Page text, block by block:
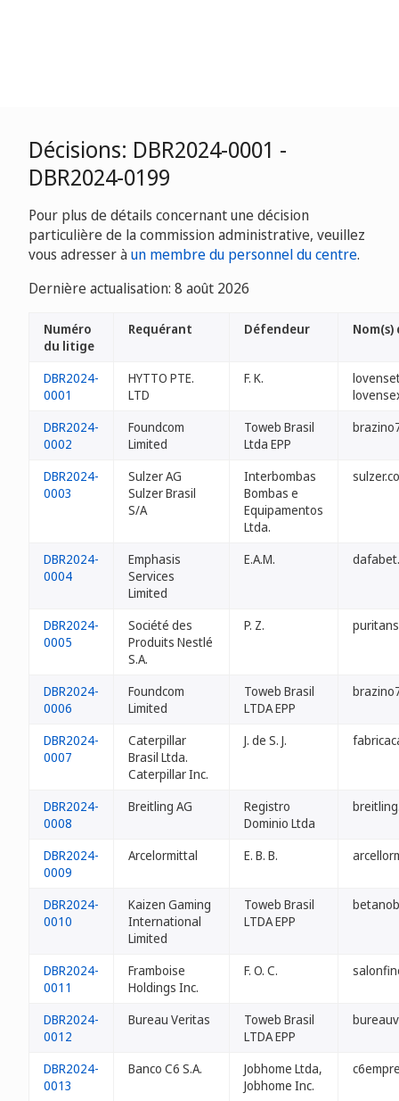
Décisions: DBR2024-0001 -
DBR2024-0199
Pour plus de détails concernant une décision
particulière de la commission administrative, veuillez
vous adresser àun membre du personnel du centre.
Dernière actualisation: 8 août 2026
Numéro
du litige
Requérant Défendeur
DBR2024-
0001
HYTTO PTE.
LTD
F. K.
DBR2024-
0002
Foundcom
Limited
Toweb Brasil
Ltda EPP
DBR2024-
0003
Sulzer AG
Sulzer Brasil
S/A
Interbombas
Bombas e
Equipamentos
Ltda.
DBR2024-
0004
Emphasis
Services
Limited
E.A.M.
DBR2024-
0005
Société des
Produits Nestlé
S.A.
P. Z.
DBR2024-
0006
Foundcom
Limited
Toweb Brasil
LTDA EPP
DBR2024-
0007
Caterpillar
Brasil Ltda.
Caterpillar Inc.
J. de S. J.
DBR2024-
0008
Breitling AG
Registro
Dominio Ltda
DBR2024-
0009
Arcelormittal E. B. B.
DBR2024-
0010
Kaizen Gaming
International
Limited
Toweb Brasil
LTDA EPP
DBR2024-
0011
Framboise
Holdings Inc.
F. O. C.
DBR2024-
0012
Bureau Veritas
Toweb Brasil
LTDA EPP
DBR2024-
0013
Banco C6 S.A.
Jobhome Ltda,
Jobhome Inc.